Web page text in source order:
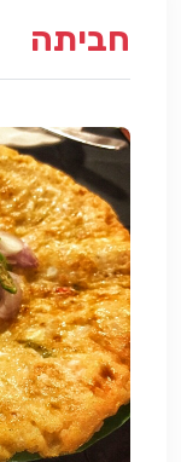
חביתה